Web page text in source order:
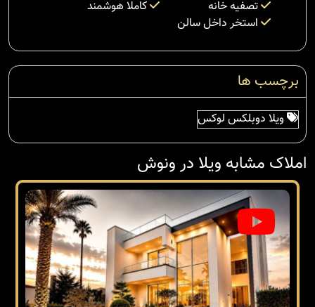
تصفیه خانه
کاملا هوشمند
استخر داخل سالن
برچسب ها
ویلا دوبلکس لوکس
املاک مشابه ویلا در ونوش